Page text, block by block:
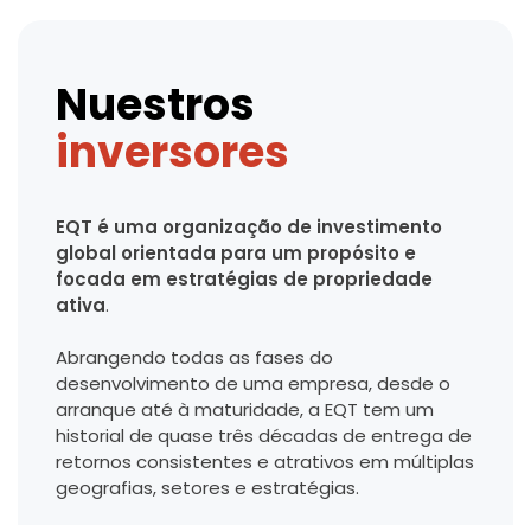
Nuestros
inversores
EQT é uma organização de investimento
global orientada para um propósito e
focada em estratégias de propriedade
ativa.
Abrangendo todas as fases do
desenvolvimento de uma empresa, desde o
arranque até à maturidade, a EQT tem um
historial de quase três décadas de entrega de
retornos consistentes e atrativos em múltiplas
geografias, setores e estratégias.